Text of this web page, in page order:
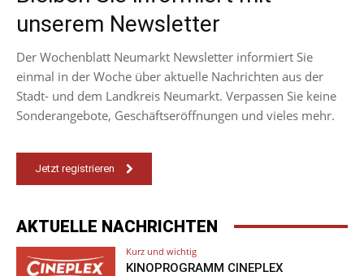
unserem Newsletter
Der Wochenblatt Neumarkt Newsletter informiert Sie
einmal in der Woche über aktuelle Nachrichten aus der
Stadt- und dem Landkreis Neumarkt. Verpassen Sie keine
Sonderangebote, Geschäftseröffnungen und vieles mehr.
Jetzt registrieren
AKTUELLE NACHRICHTEN
Kurz und wichtig
KINOPROGRAMM CINEPLEX